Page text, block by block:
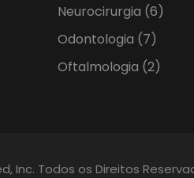
Neurocirurgia (6)
Odontologia (7)
Oftalmologia (2)
Inc. Todos os Direitos